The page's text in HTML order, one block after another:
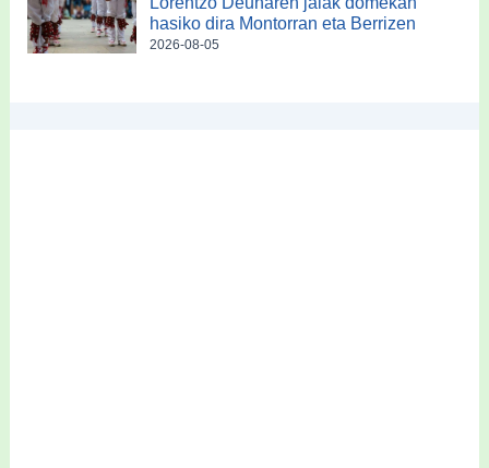
hasiko dira Montorran eta Berrizen
2026-08-05